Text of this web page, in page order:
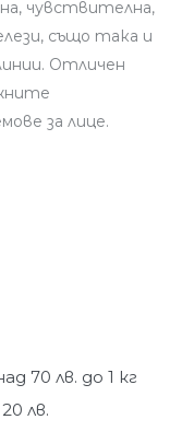
чувствителна,
също така и
Отличен
за лице.
70 лв. до 1 кг
лв.